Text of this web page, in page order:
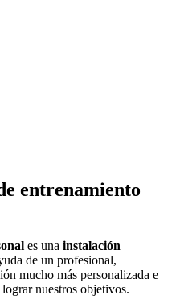
entrenamiento
es una instalación
de un profesional,
mucho más personalizada e
nuestros objetivos.